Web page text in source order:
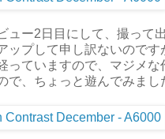
ュー2日目にして、撮って
ップして申し訳ないのです
っていますので、マジメな
で、ちょっと遊んでみまし